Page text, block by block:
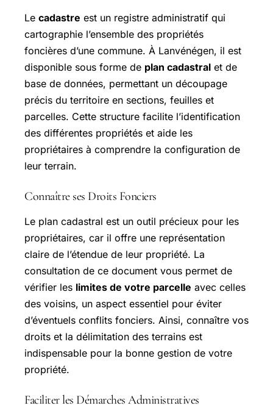
Le cadastre est un registre administratif qui
cartographie l’ensemble des propriétés
foncières d’une commune. À Lanvénégen, il est
disponible sous forme de plan cadastral et de
base de données, permettant un découpage
précis du territoire en sections, feuilles et
parcelles. Cette structure facilite l’identification
des différentes propriétés et aide les
propriétaires à comprendre la configuration de
leur terrain.
Connaître ses Droits Fonciers
Le plan cadastral est un outil précieux pour les
propriétaires, car il offre une représentation
claire de l’étendue de leur propriété. La
consultation de ce document vous permet de
vérifier les limites de votre parcelle avec celles
des voisins, un aspect essentiel pour éviter
d’éventuels conflits fonciers. Ainsi, connaître vos
droits et la délimitation des terrains est
indispensable pour la bonne gestion de votre
propriété.
Faciliter les Démarches Administratives